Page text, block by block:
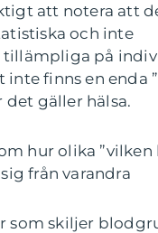
att notera att
och inte
på
finns en enda
gäller hälsa.
hur olika
från varandra
som skiljer